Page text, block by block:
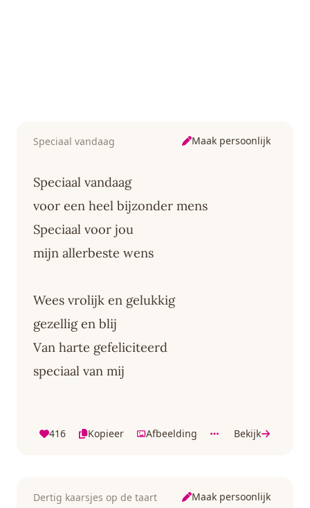
Speciaal vandaag Maak persoonlijk
Speciaal vandaag
voor een heel bijzonder mens
Speciaal voor jou
mijn allerbeste wens
Wees vrolijk en gelukkig
gezellig en blij
Van harte gefeliciteerd
speciaal van mij
416 Kopieer Afbeelding Bekijk
Dertig kaarsjes op de taart Maak persoonlijk